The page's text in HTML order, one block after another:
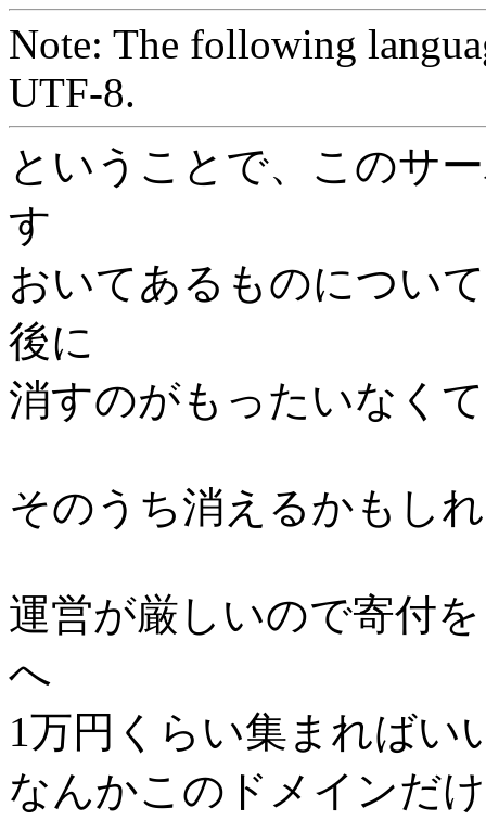
Note: The following
UTF-8.
ということで、このサ
す
おいてあるものについ
後に
消すのがもったいなく
そのうち消えるかもし
運営が厳しいので寄付
へ
1万円くらい集まればい
なんかこのドメインだ